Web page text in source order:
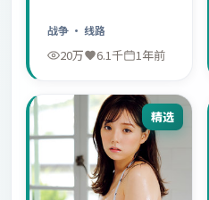
战争 · 线路
20万 6.1千 1年前
精选